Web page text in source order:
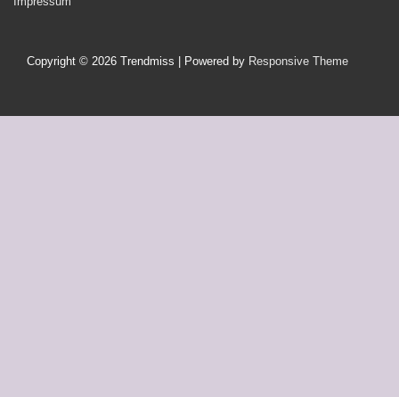
Footer-
Copyright © 2026 Trendmiss | Powered by Responsive Theme